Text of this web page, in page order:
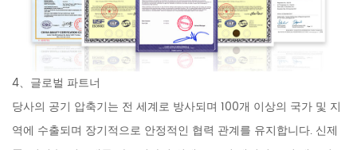
4、글로벌 파트너
당사의 공기 압축기는 전 세계로 방사되며 100개 이상의 국가 및 지
역에 수출되며 장기적으로 안정적인 협력 관계를 유지합니다. 신제